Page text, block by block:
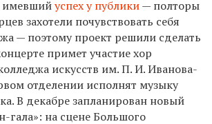
имевшийуспех у публики— полторы
захотели почувствовать себя
— поэтому проект решили сделать
примет участие хор
искусств им. П. И. Иванова-
отделении исполнят музыку
В декабре запланирован новый
гала»: на сцене Большого